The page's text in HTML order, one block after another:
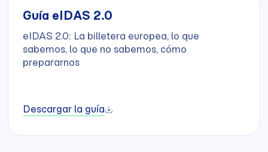
Guía eIDAS 2.0
eIDAS 2.0: La billetera europea, lo que
sabemos, lo que no sabemos, cómo
prepararnos
Descargar la guía